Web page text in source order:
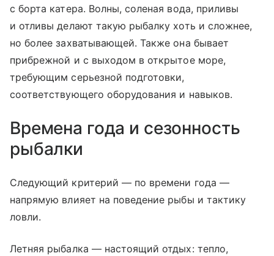
с борта катера. Волны, соленая вода, приливы
и отливы делают такую рыбалку хоть и сложнее,
но более захватывающей. Также она бывает
прибрежной и с выходом в открытое море,
требующим серьезной подготовки,
соответствующего оборудования и навыков.
Времена года и сезонность
рыбалки
Следующий критерий — по времени года —
напрямую влияет на поведение рыбы и тактику
ловли.
Летняя рыбалка — настоящий отдых: тепло,